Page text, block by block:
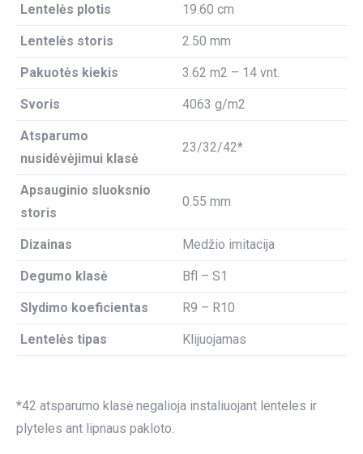
Lentelės plotis 19.60 cm
Lentelės storis 2.50 mm
Pakuotės kiekis 3.62 m2 – 14 vnt.
Svoris 4063 g/m2
Atsparumo
nusidėvėjimui klasė
23/32/42*
Apsauginio sluoksnio
storis
0.55 mm
Dizainas Medžio imitacija
Degumo klasė Bfl – S1
Slydimo koeficientas R9 – R10
Lentelės tipas Klijuojamas
*42 atsparumo klasė negalioja instaliuojant lenteles ir
plyteles ant lipnaus pakloto.